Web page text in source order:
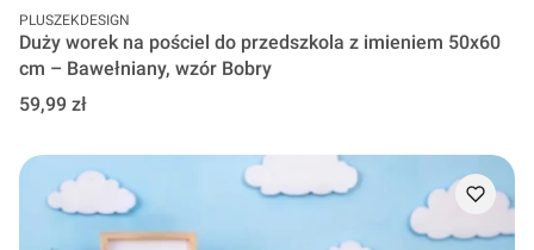
PRODUCENT
PLUSZEKDESIGN
Duży worek na pościel do przedszkola z imieniem 50x60
cm – Bawełniany, wzór Bobry
Cena
59,99 zł